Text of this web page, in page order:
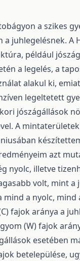
a szikes
a juhlegelésnek.
például
a legelés, a
alakul ki,
legeltetett
jószágállások
A
azt
nyolc, illetve
volt, mint
a nyolc, mind
fajok aránya a
(W) fajok
esetében
betelepülése,